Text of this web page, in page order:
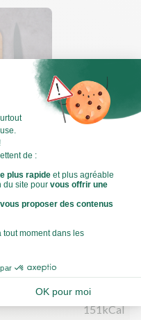
?
Pour 100g
634kJ
151kCal